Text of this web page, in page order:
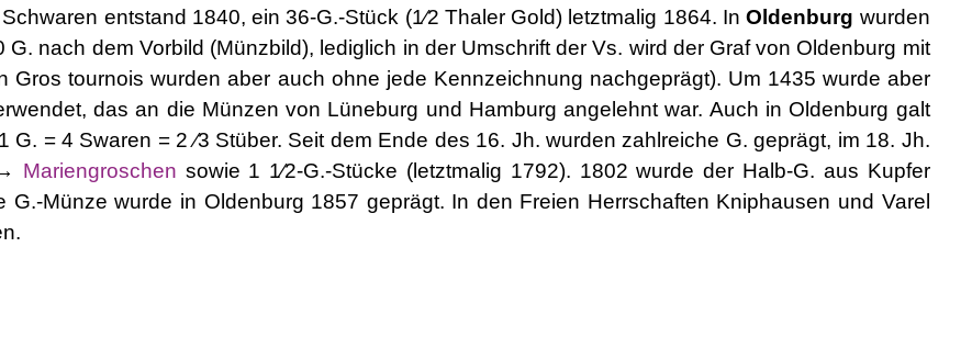
entstand 1840, ein 36-G.-Stück (1⁄2 Thaler Gold) letztmalig 1864. InOldenburg wurden
nach dem Vorbild (Münzbild), lediglich in der Umschrift der Vs. wird der Graf von Oldenburg mit
Gros tournois wurden aber auch ohne jede Kennzeichnung nachgeprägt). Um 1435 wurde aber
das an die Münzen von Lüneburg und Hamburg angelehnt war. Auch in Oldenburg galt
= 4 Swaren = 2 ⁄3 Stüber. Seit dem Ende des 16. Jh. wurden zahlreiche G. geprägt, im 18. Jh.
Mariengroschen sowie 1 1⁄2-G.-Stücke (letztmalig 1792). 1802 wurde der Halb-G. aus Kupfer
Münze wurde in Oldenburg 1857 geprägt. In den Freien Herrschaften Kniphausen und Varel